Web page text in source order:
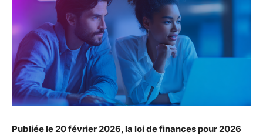
Publiée le 20 février 2026, la loi de finances pour 2026